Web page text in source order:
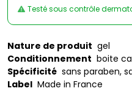
Testé sous contrôle
Nature de produit gel
Conditionnement boite
Spécificité sans paraben,
Label Made in France